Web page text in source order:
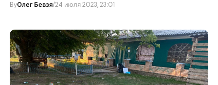
ByОлег Бевзя/24 июля 2023, 23:01